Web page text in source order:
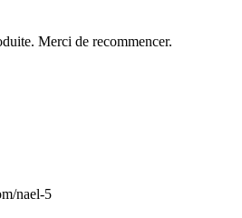
Merci de recommencer.
nael-5